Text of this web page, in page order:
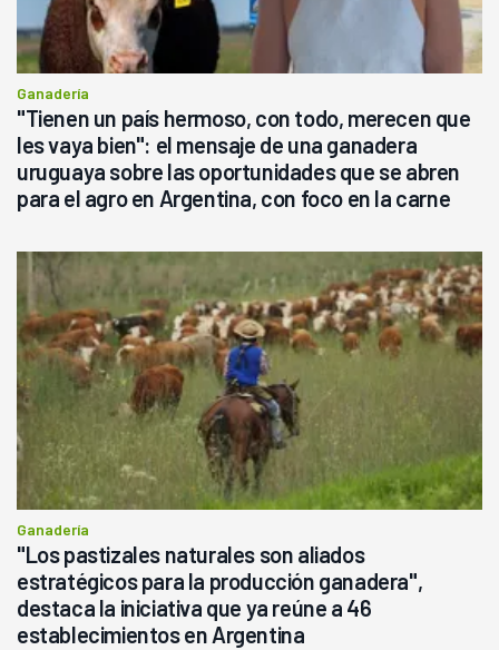
Ganadería
"Tienen un país hermoso, con todo, merecen que
les vaya bien": el mensaje de una ganadera
uruguaya sobre las oportunidades que se abren
para el agro en Argentina, con foco en la carne
Ganadería
"Los pastizales naturales son aliados
estratégicos para la producción ganadera",
destaca la iniciativa que ya reúne a 46
establecimientos en Argentina